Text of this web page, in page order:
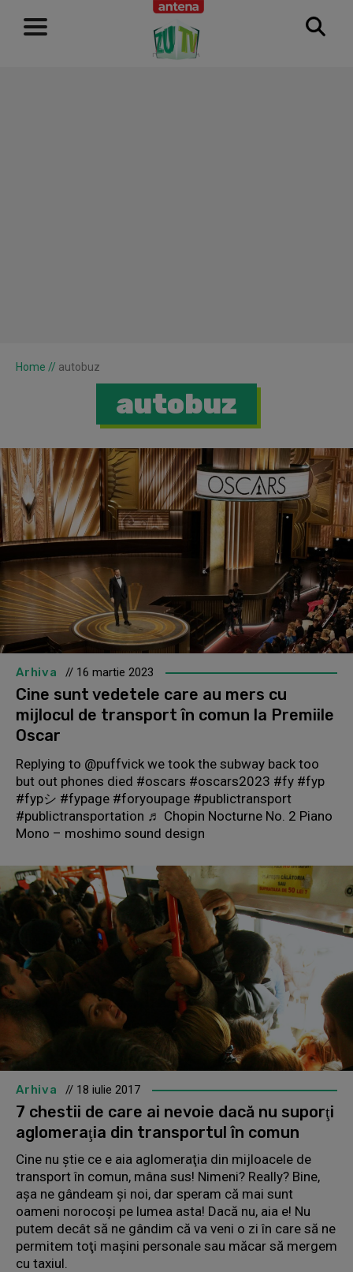
RECLAMĂ
Home // autobuz
autobuz
Arhiva // 16 martie 2023
Cine sunt vedetele care au mers cu
mijlocul de transport în comun la Premiile
Oscar
Replying to @puffvick we took the subway back too
but out phones died #oscars #oscars2023 #fy #fyp
#fypシ #fypage #foryoupage #publictransport
#publictransportation ♬ Chopin Nocturne No. 2 Piano
Mono – moshimo sound design
Arhiva // 18 iulie 2017
7 chestii de care ai nevoie dacă nu suporţi
aglomeraţia din transportul în comun
Cine nu ştie ce e aia aglomeraţia din mijloacele de
transport în comun, mâna sus! Nimeni? Really? Bine,
aşa ne gândeam şi noi, dar speram că mai sunt
oameni norocoşi pe lumea asta! Dacă nu, aia e! Nu
putem decât să ne gândim că va veni o zi în care să ne
permitem toţi maşini personale sau măcar să mergem
cu taxiul.